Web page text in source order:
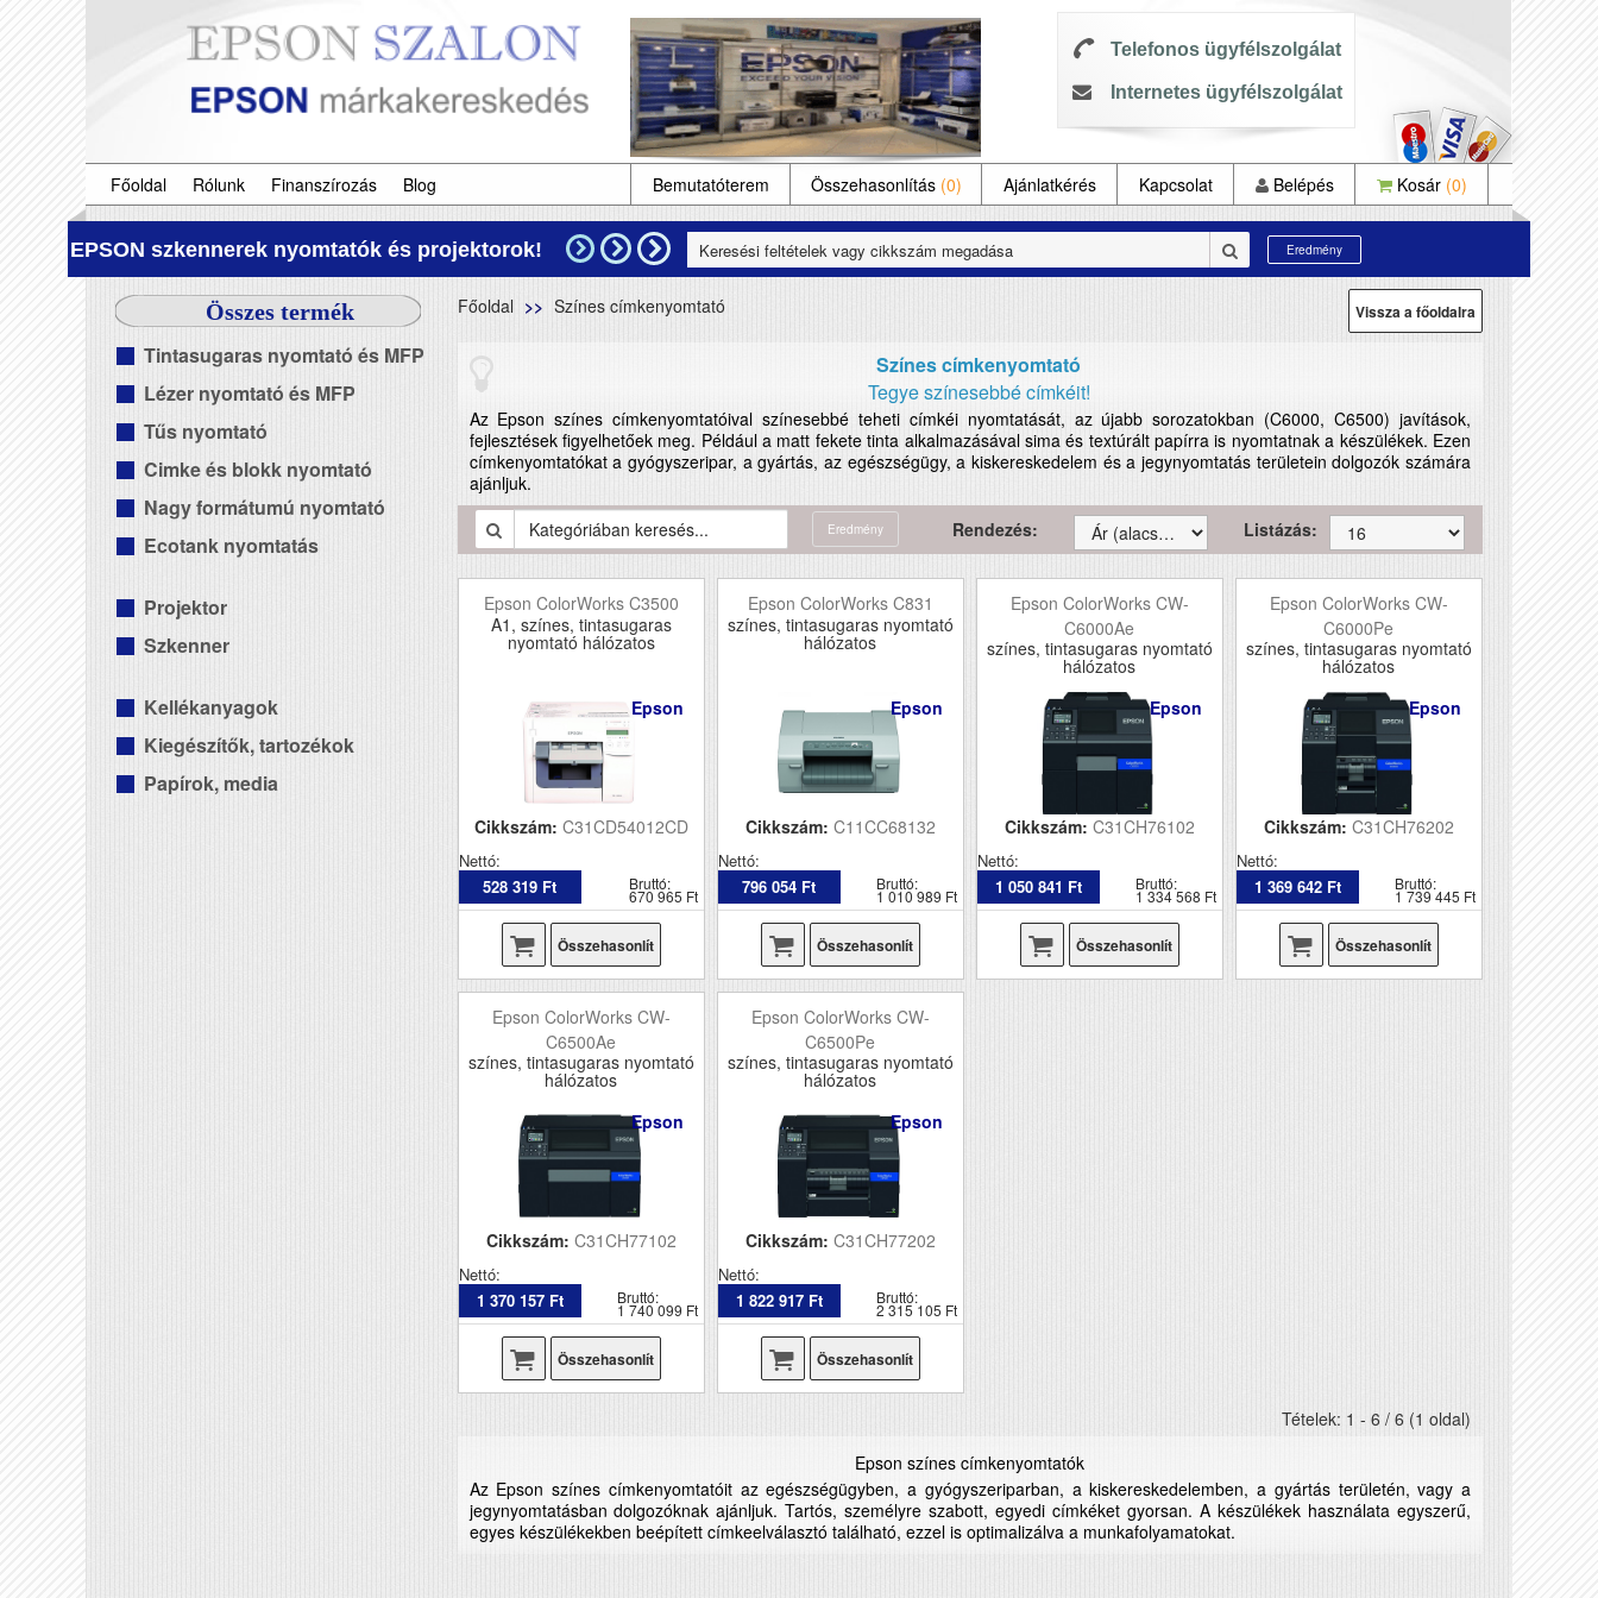
Telefonos ügyfélszolgálat
Internetes ügyfélszolgálat
Főoldal Rólunk Finanszírozás Blog Bemutatóterem Összehasonlítás (0) Ajánlatkérés Kapcsolat Belépés Kosár (0)
EPSON szkennerek nyomtatók és projektorok! Eredmény
Összes termék
Tintasugaras nyomtató és MFP
Lézer nyomtató és MFP
Tűs nyomtató
Cimke és blokk nyomtató
Nagy formátumú nyomtató
Ecotank nyomtatás
Projektor
Szkenner
Kellékanyagok
Kiegészítők, tartozékok
Papírok, media
Főoldal Színes címkenyomtató Vissza a főoldalra
Színes címkenyomtató
Tegye színesebbé címkéit!
Az Epson színes címkenyomtatóival színesebbé teheti címkéi nyomtatását, az újabb sorozatokban (C6000, C6500) javítások,
fejlesztések figyelhetőek meg. Például a matt fekete tinta alkalmazásával sima és textúrált papírra is nyomtatnak a készülékek. Ezen
címkenyomtatókat a gyógyszeripar, a gyártás, az egészségügy, a kiskereskedelem és a jegynyomtatás területein dolgozók számára
ajánljuk.
Eredmény Rendezés: Listázás:
Epson ColorWorks C3500
A1, színes, tintasugaras
nyomtató hálózatos
Epson
Cikkszám: C31CD54012CD
Nettó:
528 319 Ft
Bruttó:
670 965 Ft
Összehasonlít
Epson ColorWorks C831
színes, tintasugaras nyomtató
hálózatos
Epson
Cikkszám: C11CC68132
Nettó:
796 054 Ft
Bruttó:
1 010 989 Ft
Összehasonlít
Epson ColorWorks CW-
C6000Ae
színes, tintasugaras nyomtató
hálózatos
Epson
Cikkszám: C31CH76102
Nettó:
1 050 841 Ft
Bruttó:
1 334 568 Ft
Összehasonlít
Epson ColorWorks CW-
C6000Pe
színes, tintasugaras nyomtató
hálózatos
Epson
Cikkszám: C31CH76202
Nettó:
1 369 642 Ft
Bruttó:
1 739 445 Ft
Összehasonlít
Epson ColorWorks CW-
C6500Ae
színes, tintasugaras nyomtató
hálózatos
Epson
Cikkszám: C31CH77102
Nettó:
1 370 157 Ft
Bruttó:
1 740 099 Ft
Összehasonlít
Epson ColorWorks CW-
C6500Pe
színes, tintasugaras nyomtató
hálózatos
Epson
Cikkszám: C31CH77202
Nettó:
1 822 917 Ft
Bruttó:
2 315 105 Ft
Összehasonlít
Tételek: 1 - 6 / 6 (1 oldal)
Epson színes címkenyomtatók
Az Epson színes címkenyomtatóit az egészségügyben, a gyógyszeriparban, a kiskereskedelemben, a gyártás területén, vagy a
jegynyomtatásban dolgozóknak ajánljuk. Tartós, személyre szabott, egyedi címkéket gyorsan. A készülékek használata egyszerű,
egyes készülékekben beépített címkeelválasztó található, ezzel is optimalizálva a munkafolyamatokat.